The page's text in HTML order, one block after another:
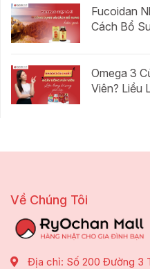
Fucoidan
Cách Bổ
Omega 3
Viên? Liều
Về Chúng Tôi
Địa chỉ: Số 200 Đường 3